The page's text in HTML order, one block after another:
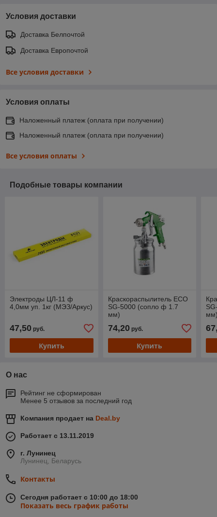
Условия доставки
Доставка Белпочтой
Доставка Европочтой
Все условия доставки
Условия оплаты
Наложенный платеж (оплата при получении)
Наложенный платеж (оплата при получении)
Все условия оплаты
Подобные товары компании
Электроды ЦЛ-11 ф
4,0мм уп. 1кг (МЭЗ/Аркус)
47,50 руб.
Купить
Краскораспылитель ECO
SG-5000 (сопло ф 1.7
мм)
74,20руб.
Купить
О нас
Рейтинг не сформирован
Менее 5 отзывов за последний год
Компания продает на Deal.by
Работает с 13.11.2019
г. Лунинец
Лунинец, Беларусь
Контакты
Сегодня работает с 10:00 до 18:00
Показать весь график работы